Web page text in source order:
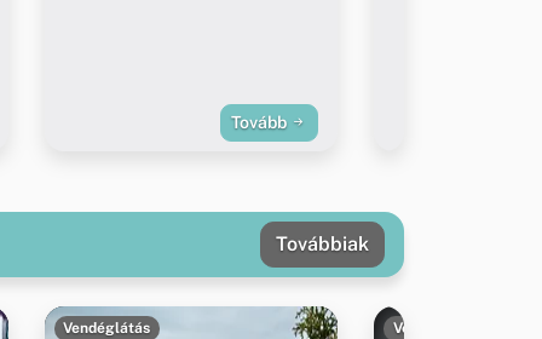
Tovább
Továbbiak
Vendéglátás Vendéglátás